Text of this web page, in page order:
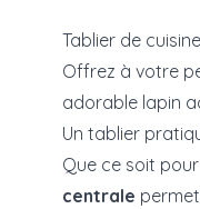
Tablier de
Offrez à votre
adorable lapin
Un tablier
Que ce soit
centrale